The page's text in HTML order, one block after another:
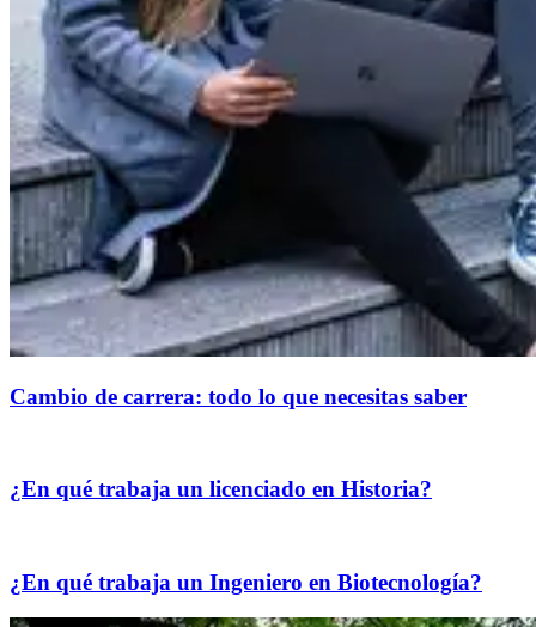
Cambio de carrera: todo lo que necesitas saber
¿En qué trabaja un licenciado en Historia?
¿En qué trabaja un Ingeniero en Biotecnología?